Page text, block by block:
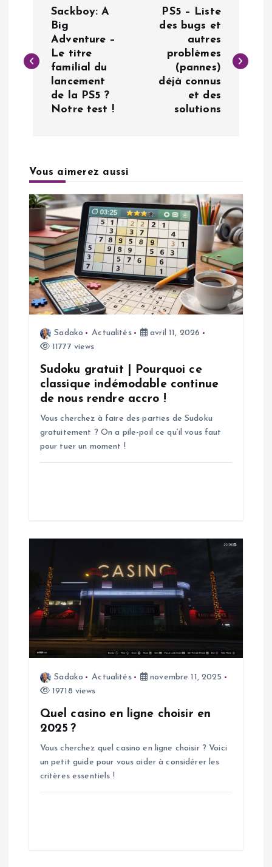
v
t
o
n
d
c
Sackboy: A
Big
Adventure –
Le titre
familial du
lancement
de la PS5 ?
Notre test !
PS5 – Liste
des bugs et
autres
problèmes
(pannes)
déjà connus
et des
solutions
Vous aimerez aussi
Sadako Actualités
avril 11, 2026
11777 views
Sudoku gratuit | Pourquoi ce
classique indémodable continue
de nous rendre accro !
Vous cherchez à faire des parties de Sudoku
gratuitement ? On a pile-poil ce qu’il vous faut
pour tuer un moment !
Sadako Actualités
novembre 11, 2025
19718 views
Quel casino en ligne choisir en
2025 ?
Vous cherchez quel casino en ligne choisir ? Voici
un petit guide pour vous aider à considérer les
critères essentiels !